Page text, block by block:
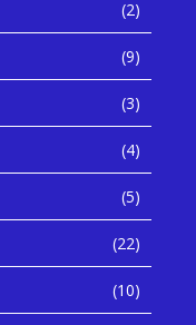
(2)
(9)
(3)
(4)
(5)
(22)
(10)